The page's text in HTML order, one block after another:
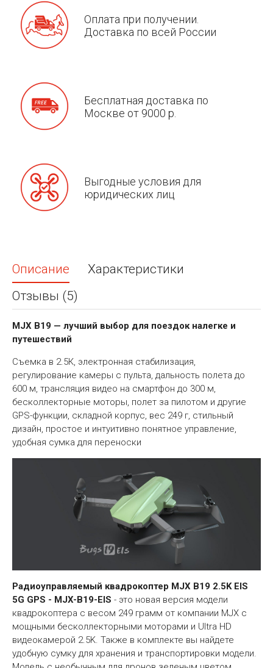
Оплата при получении.
Доставка по всей России
Бесплатная доставка по
Москве от 9000 р.
Выгодные условия для
юридических лиц
Описание
Характеристики
Отзывы (5)
MJX B19 — лучший выбор для поездок налегке и
путешествий
Съемка в 2.5К, электронная стабилизация,
регулирование камеры с пульта, дальность полета до
600 м, трансляция видео на смартфон до 300 м,
бесколлекторные моторы, полет за пилотом и другие
GPS-функции, складной корпус, вес 249 г, стильный
дизайн, простое и интуитивно понятное управление,
удобная сумка для переноски
Радиоуправляемый квадрокоптер MJX B19 2.5K EIS
5G GPS - MJX-B19-EIS - это новая версия модели
квадрокоптера с весом 249 грамм от компании MJX с
мощными бесколлекторными моторами и Ultra HD
видеокамерой 2.5K. Также в комплекте вы найдете
удобную сумку для хранения и транспортировки модели.